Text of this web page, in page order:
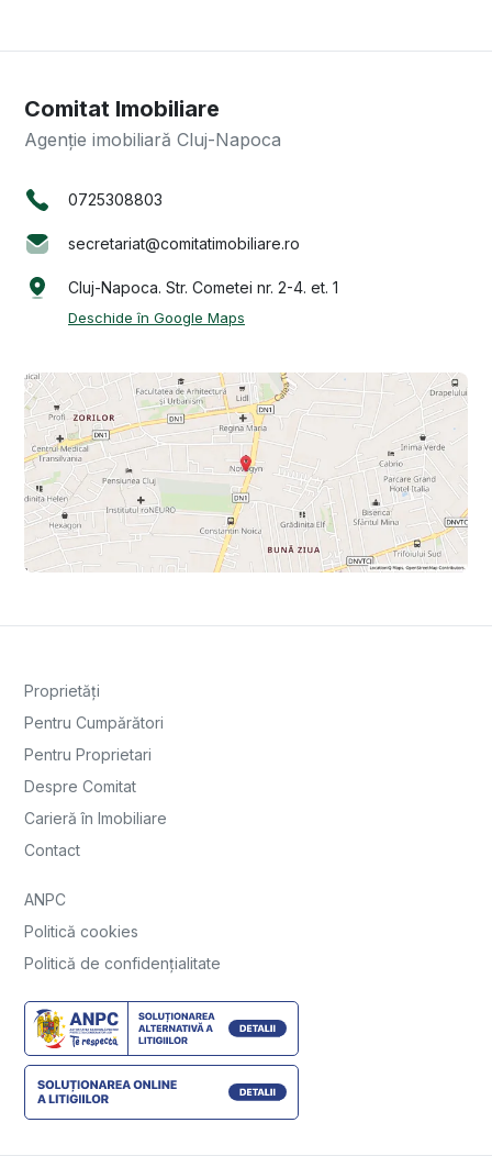
Comitat Imobiliare
Agenție imobiliară Cluj-Napoca
0725308803
secretariat@comitatimobiliare.ro
Cluj-Napoca. Str. Cometei nr. 2-4. et. 1
Deschide în Google Maps
Proprietăți
Pentru Cumpărători
Pentru Proprietari
Despre Comitat
Carieră în Imobiliare
Contact
ANPC
Politică cookies
Politică de confidențialitate